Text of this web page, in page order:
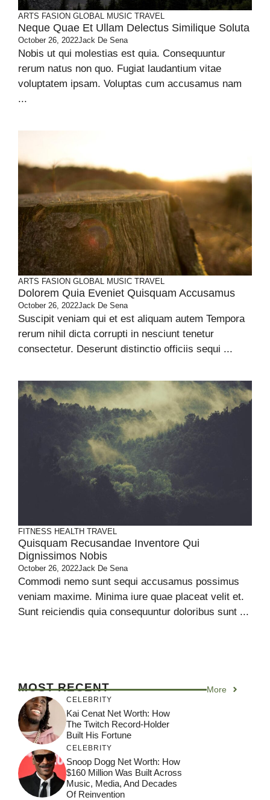
ARTS FASION GLOBAL MUSIC TRAVEL
Neque Quae Et Ullam Delectus Similique Soluta
October 26, 2022Jack De Sena
Nobis ut qui molestias est quia. Consequuntur
rerum natus non quo. Fugiat laudantium vitae
voluptatem ipsam. Voluptas cum accusamus nam
...
ARTS FASION GLOBAL MUSIC TRAVEL
Dolorem Quia Eveniet Quisquam Accusamus
October 26, 2022Jack De Sena
Suscipit veniam qui et est aliquam autem Tempora
rerum nihil dicta corrupti in nesciunt tenetur
consectetur. Deserunt distinctio officiis sequi ...
FITNESS HEALTH TRAVEL
Quisquam Recusandae Inventore Qui
Dignissimos Nobis
October 26, 2022Jack De Sena
Commodi nemo sunt sequi accusamus possimus
veniam maxime. Minima iure quae placeat velit et.
Sunt reiciendis quia consequuntur doloribus sunt ...
MOST RECENT More
CELEBRITY
Kai Cenat Net Worth: How
The Twitch Record-Holder
Built His Fortune
CELEBRITY
Snoop Dogg Net Worth: How
$160 Million Was Built Across
Music, Media, And Decades
Of Reinvention